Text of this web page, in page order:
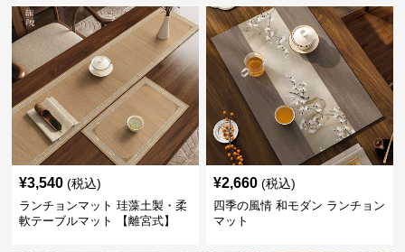
¥3,540 (税込)
ランチョンマット 珪藻土製・柔
軟テーブルマット 【離宮式】
¥2,660 (税込)
四季の風情 和モダン ランチョン
マット